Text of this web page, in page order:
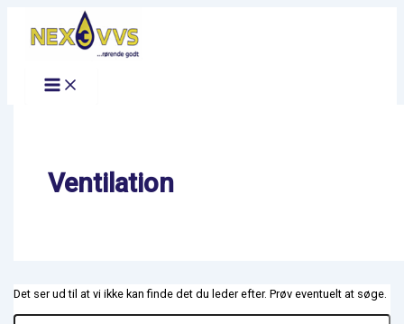
indholdet
Ventilation
Det ser ud til at vi ikke kan finde det du leder efter. Prøv eventuelt at søge.
efter: